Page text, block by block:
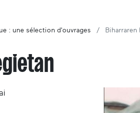
: une sélection d'ouvrages Biharraren